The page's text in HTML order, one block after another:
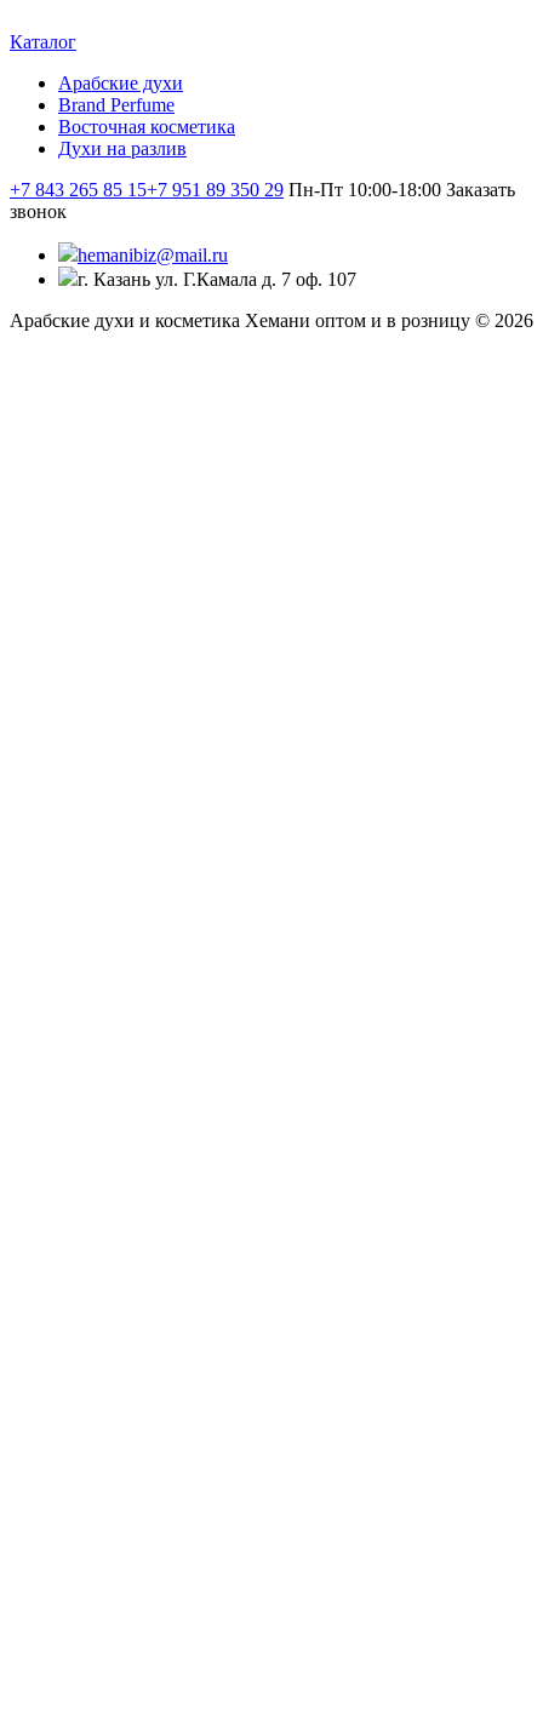
Каталог
Арабские духи
Brand Perfume
Восточная косметика
Духи на разлив
+7 843 265 85 15+7 951 89 350 29 Пн-Пт 10:00-18:00 Заказать
звонок
hemanibiz@mail.ru
г. Казань ул. Г.Камала д. 7 оф. 107
Арабские духи и косметика Хемани оптом и в розницу © 2026